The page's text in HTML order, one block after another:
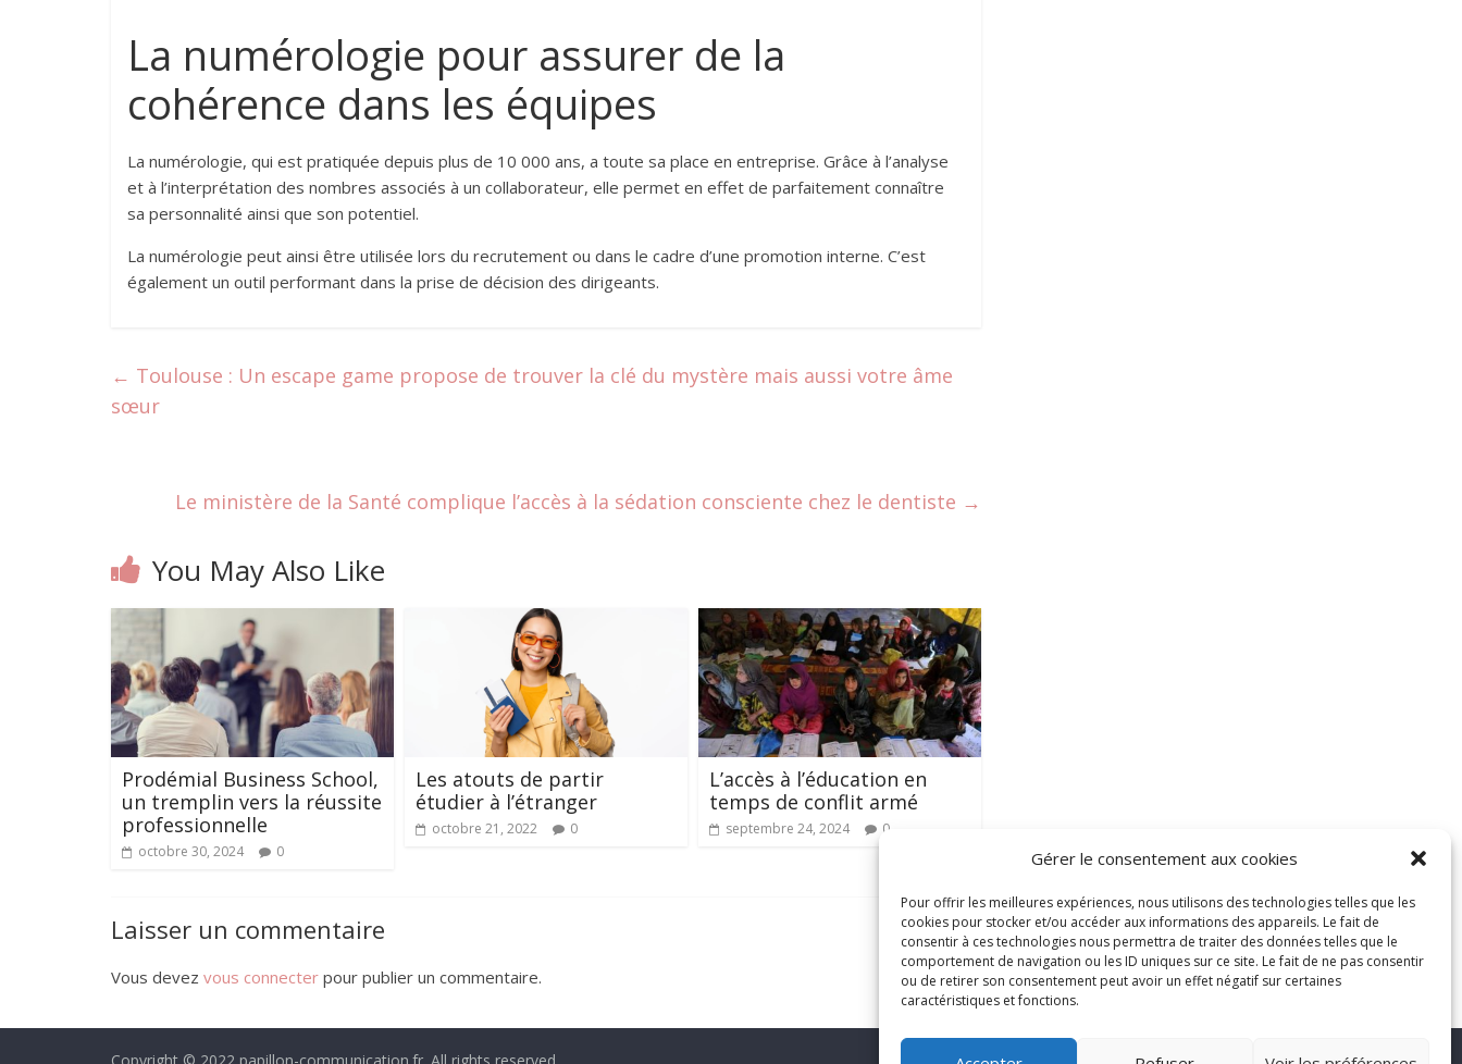
Gérer le consentement aux cookies
Pour offrir les meilleures expériences, nous utilisons des technologies telles que les
cookies pour stocker et/ou accéder aux informations des appareils. Le fait de
consentir à ces technologies nous permettra de traiter des données telles que le
comportement de navigation ou les ID uniques sur ce site. Le fait de ne pas consentir
ou de retirer son consentement peut avoir un effet négatif sur certaines
caractéristiques et fonctions.
La numérologie pour assurer de la
cohérence dans les équipes
La numérologie, qui est pratiquée depuis plus de 10 000 ans, a toute sa place en entreprise. Grâce à l’analyse
et à l’interprétation des nombres associés à un collaborateur, elle permet en effet de parfaitement connaître
sa personnalité ainsi que son potentiel.
La numérologie peut ainsi être utilisée lors du recrutement ou dans le cadre d’une promotion interne. C’est
également un outil performant dans la prise de décision des dirigeants.
← Toulouse : Un escape game propose de trouver la clé du mystère mais aussi votre âme
sœur
Le ministère de la Santé complique l’accès à la sédation consciente chez le dentiste →
You May Also Like
Prodémial Business School,
un tremplin vers la réussite
professionnelle
octobre 30, 2024 0
Les atouts de partir
étudier à l’étranger
octobre 21, 2022 0
L’accès à l’éducation en
temps de conflit armé
septembre 24, 2024 0
Laisser un commentaire
Vous devez vous connecter pour publier un commentaire.
Copyright © 2022 papillon-communication.fr. All rights reserved.